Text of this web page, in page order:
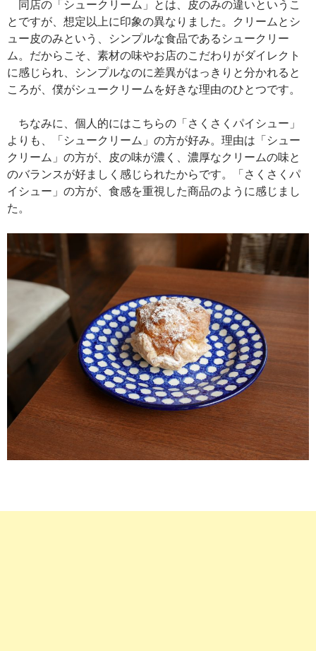
同店の「シュークリーム」とは、皮のみの違いというこ
とですが、想定以上に印象の異なりました。クリームとシ
ュー皮のみという、シンプルな食品であるシュークリー
ム。だからこそ、素材の味やお店のこだわりがダイレクト
に感じられ、シンプルなのに差異がはっきりと分かれると
ころが、僕がシュークリームを好きな理由のひとつです。
ちなみに、個人的にはこちらの「さくさくパイシュー」
よりも、「シュークリーム」の方が好み。理由は「シュー
クリーム」の方が、皮の味が濃く、濃厚なクリームの味と
のバランスが好ましく感じられたからです。「さくさくパ
イシュー」の方が、食感を重視した商品のように感じまし
た。